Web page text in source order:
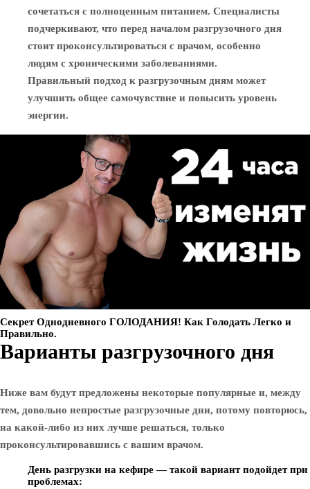
сочетаться с полноценным питанием. Специалисты
подчеркивают, что перед началом разгрузочного дня
стоит проконсультироваться с врачом, особенно
людям с хроническими заболеваниями.
Правильный подход к разгрузочным дням может
улучшить общее самочувствие и повысить уровень
энергии.
Секрет Однодневного ГОЛОДАНИЯ! Как Голодать Легко и
Правильно.
Варианты разгрузочного дня
Ниже вам будут предложены некоторые популярные и, между
тем, довольно непростые разгрузочные дни, потому повторюсь,
на какой-либо из них лучше решаться, только
проконсультировавшись с вашим врачом.
День разгрузки на кефире — такой вариант подойдет при
проблемах: